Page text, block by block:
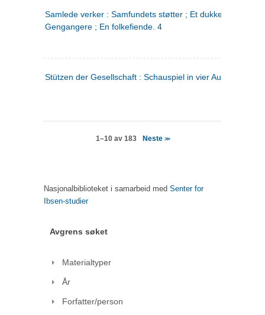
Samlede verker : Samfundets støtter ; Et dukkehjem ;
Gengangere ; En folkefiende. 4
Stützen der Gesellschaft : Schauspiel in vier Aufzügen
1–10 av 183 Neste >>
Nasjonalbiblioteket i samarbeid med Senter for
Ibsen-studier
Avgrens søket
Materialtyper
År
Forfatter/person